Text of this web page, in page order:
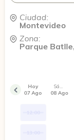
Ciudad:
Montevideo
Zona:
Parque
Hoy
07 Ago
Sábado
08 Ago